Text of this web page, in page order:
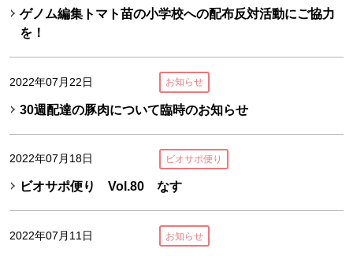
ゲノム編集トマト苗の小学校への配布反対活動にご協力
を！
2022年07月22日 お知らせ
30週配達の豚肉について臨時のお知らせ
2022年07月18日 ビオサポ便り
ビオサポ便り Vol.80 なす
2022年07月11日 お知らせ